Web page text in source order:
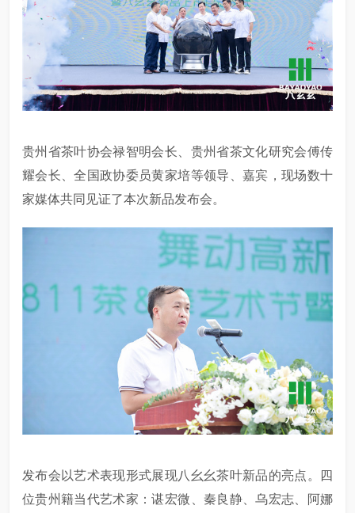
贵州省茶叶协会禄智明会长、贵州省茶文化研究会傅传
耀会长、全国政协委员黄家培等领导、嘉宾，现场数十
家媒体共同见证了本次新品发布会。
发布会以艺术表现形式展现八幺幺茶叶新品的亮点。四
位贵州籍当代艺术家：谌宏微、秦良静、乌宏志、阿娜